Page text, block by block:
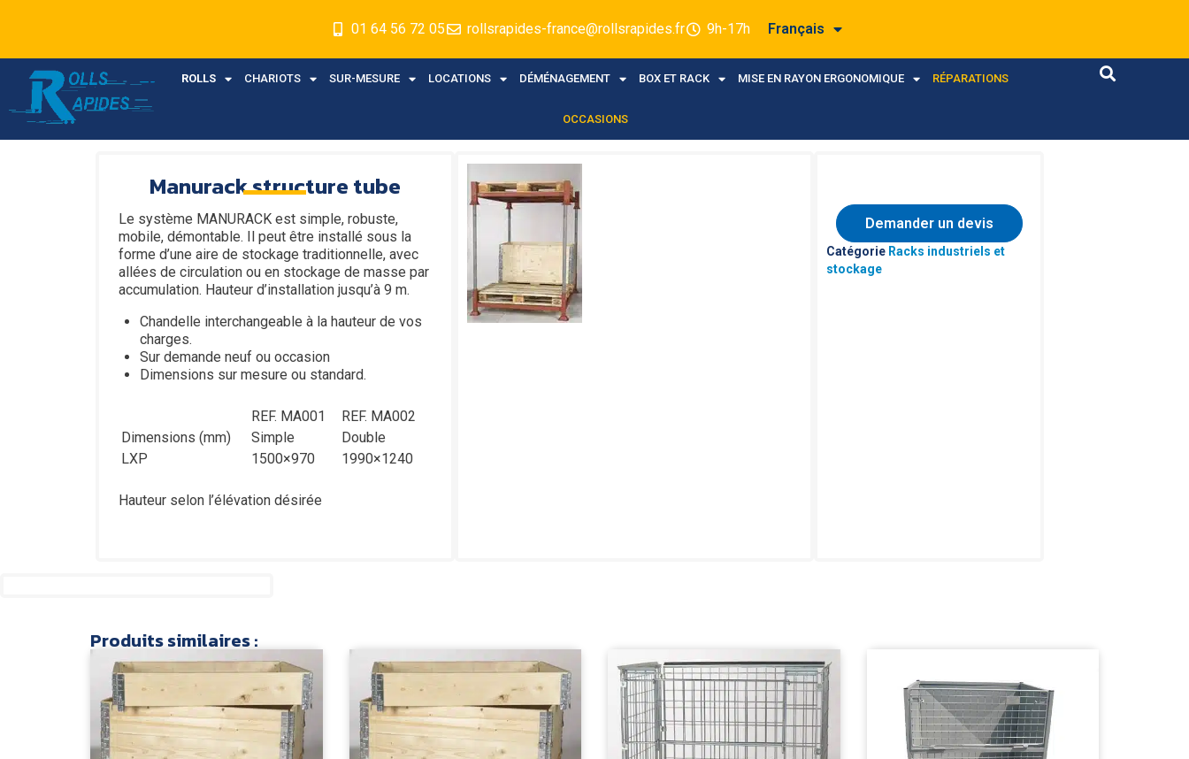
01 64 56 72 05 rollsrapides-france@rollsrapides.fr 9h-17h Français
ROLLS CHARIOTS SUR-MESURE LOCATIONS DÉMÉNAGEMENT BOX ET RACK MISE EN RAYON ERGONOMIQUE RÉPARATIONS
OCCASIONS
Manurack structure tube
Le système MANURACK est simple, robuste,
mobile, démontable. Il peut être installé sous la
forme d’une aire de stockage traditionnelle, avec
allées de circulation ou en stockage de masse par
accumulation. Hauteur d’installation jusqu’à 9 m.
Chandelle interchangeable à la hauteur de vos
charges.
Sur demande neuf ou occasion
Dimensions sur mesure ou standard.
REF. MA001
REF. MA002
Dimensions (mm)
Simple
Double
LXP
1500×970 1990×1240
Hauteur selon l’élévation désirée
Demander un devis
Catégorie Racks industriels et
stockage
Produits similaires :